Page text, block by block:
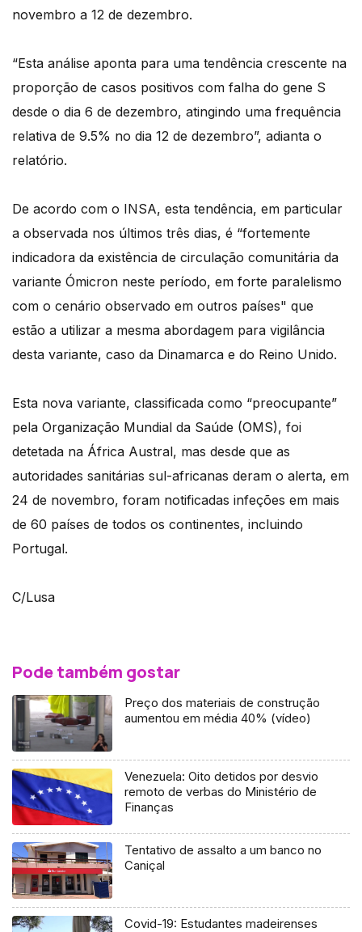
novembro a 12 de dezembro.
“Esta análise aponta para uma tendência crescente na
proporção de casos positivos com falha do gene S
desde o dia 6 de dezembro, atingindo uma frequência
relativa de 9.5% no dia 12 de dezembro”, adianta o
relatório.
De acordo com o INSA, esta tendência, em particular
a observada nos últimos três dias, é “fortemente
indicadora da existência de circulação comunitária da
variante Ómicron neste período, em forte paralelismo
com o cenário observado em outros países" que
estão a utilizar a mesma abordagem para vigilância
desta variante, caso da Dinamarca e do Reino Unido.
Esta nova variante, classificada como “preocupante”
pela Organização Mundial da Saúde (OMS), foi
detetada na África Austral, mas desde que as
autoridades sanitárias sul-africanas deram o alerta, em
24 de novembro, foram notificadas infeções em mais
de 60 países de todos os continentes, incluindo
Portugal.
C/Lusa
Pode também gostar
Preço dos materiais de construção
aumentou em média 40% (vídeo)
Venezuela: Oito detidos por desvio
remoto de verbas do Ministério de
Finanças
Tentativo de assalto a um banco no
Caniçal
Covid-19: Estudantes madeirenses